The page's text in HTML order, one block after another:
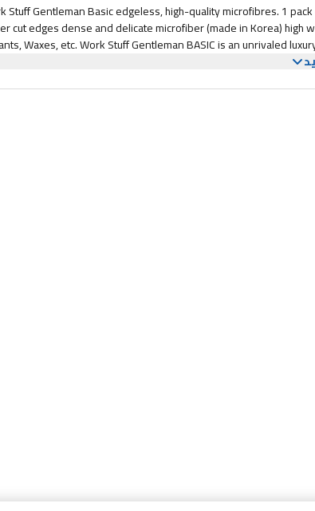
Basic edgeless, high-quality microfibres. 1 pack contains 5 pieces of towel. Size – 40 / 40cm Weight – 350 gsm Main features:
cut edges dense and delicate microfiber (made in Korea) high
BASIC is an unrivaled luxury fiber available for everyone! We recommend washing the product before the